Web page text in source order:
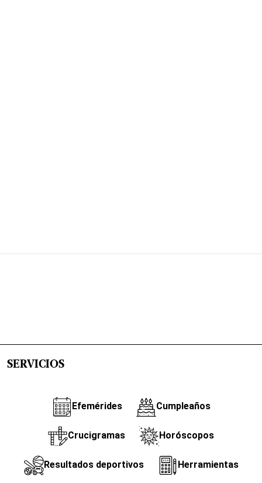
SERVICIOS
Efemérides Cumpleaños
Crucigramas Horóscopos
Resultados deportivos Herramientas